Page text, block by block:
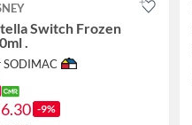
Switch Frozen
.
SODIMAC
-9%